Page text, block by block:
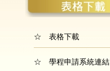
☆ 表格下載
☆ 學程申請系統連結